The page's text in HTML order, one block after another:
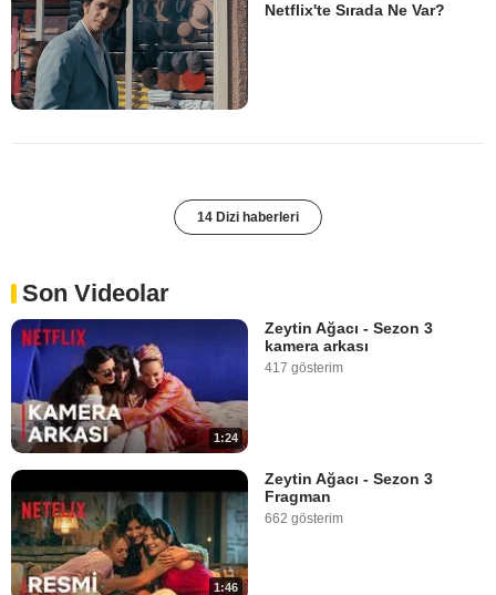
Netflix'te Sırada Ne Var?
14 Dizi haberleri
Son Videolar
1:24
Zeytin Ağacı - Sezon 3
kamera arkası
417 gösterim
1:46
Zeytin Ağacı - Sezon 3
Fragman
662 gösterim